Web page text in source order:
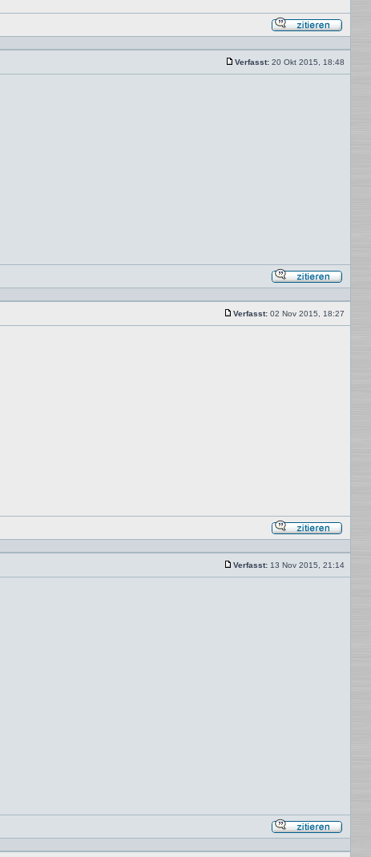
Mit
Verfasst: 20 Okt 2015, 18:48
Mit
Verfasst: 02 Nov 2015, 18:27
Mit
Verfasst: 13 Nov 2015, 21:14
Mit